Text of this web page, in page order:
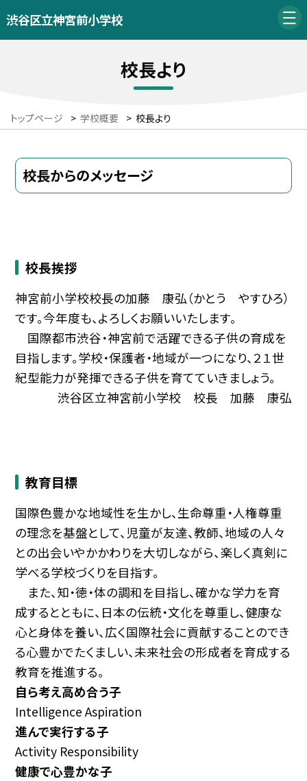
渋谷区立神宮前小学校
校長より
トップページ > 学校概要 > 校長より
校長からのメッセージ
校長挨拶
神宮前小学校校長の加藤 康弘（かとう やすひろ）
です。今年度も、よろしくお願いいたします。
国際都市渋谷・神宮前で活躍できる子供の育成を
目指します。学校・保護者・地域が一つになり、２１世
紀型能力が発揮できる子供を育てていきましょう。
渋谷区立神宮前小学校 校長 加藤 康弘
教育目標
国際色豊かな地域性を生かし、生命尊重・人権尊重
の理念を基盤として、児童が友達、教師、地域の人々
との出会いやかかわりを大切しながら、楽しく真剣に
学べる学校づくりを目指す。
また、知・徳・体の調和を目指し、確かな学力を育
成するとともに、日本の伝統・文化を尊重し、健康な
心と身体を養い、広く国際社会に貢献することのでき
る心豊かでたくましい、未来社会の形成者を育成する
教育を推進する。
自ら考え高め合う子
Intelligence Aspiration
進んで実行する子
Activity Responsibility
健康で心豊かな子